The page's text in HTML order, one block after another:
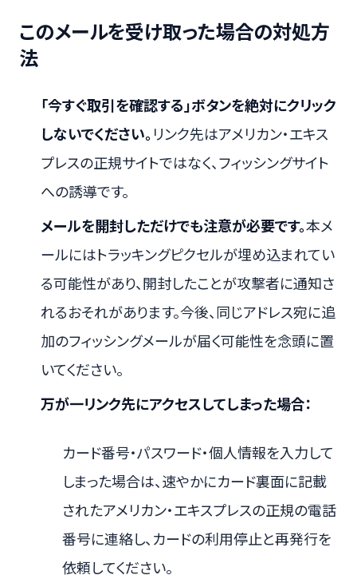
このメールを受け取った場合の対処方
法
「今すぐ取引を確認する」ボタンを絶対にクリック
しないでください。リンク先はアメリカン・エキス
プレスの正規サイトではなく、フィッシングサイト
への誘導です。
メールを開封しただけでも注意が必要です。本メ
ールにはトラッキングピクセルが埋め込まれてい
る可能性があり、開封したことが攻撃者に通知さ
れるおそれがあります。今後、同じアドレス宛に追
加のフィッシングメールが届く可能性を念頭に置
いてください。
万が一リンク先にアクセスしてしまった場合：
カード番号・パスワード・個人情報を入力して
しまった場合は、速やかにカード裏面に記載
されたアメリカン・エキスプレスの正規の電話
番号に連絡し、カードの利用停止と再発行を
依頼してください。